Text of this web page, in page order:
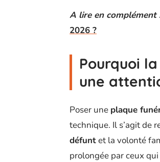
A lire en complément
2026 ?
Pourquoi
une
Poser une plaque
technique. Il s’agit de
défuntet la volonté
prolongée par ceux